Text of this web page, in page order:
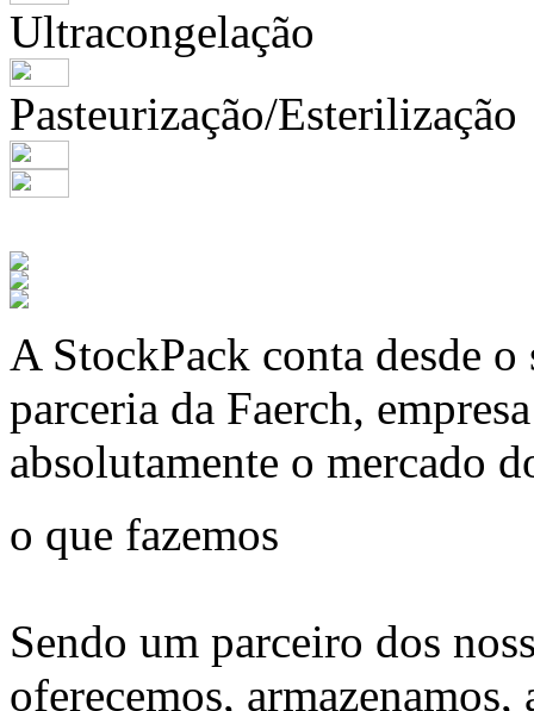
Ultracongelação
Pasteurização/Esterilização
A StockPack conta desde
parceria da Faerch,
absolutamente o mercado
o que fazemos
Sendo um parceiro dos
oferecemos, armazenamos,